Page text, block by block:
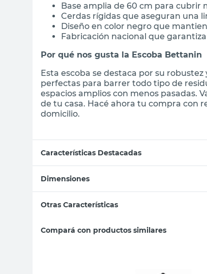
Base amplia de 60 cm para cubrir
Cerdas rígidas que aseguran una
Diseño en color negro que
Fabricación nacional que
Por qué nos gusta la Escoba Bettanin
Esta escoba se destaca por su
perfectas para barrer todo tipo de
espacios amplios con menos pasadas.
de tu casa. Hacé ahora tu compra con
domicilio.
Características Destacadas
Dimensiones
Otras Características
Compará con productos similares